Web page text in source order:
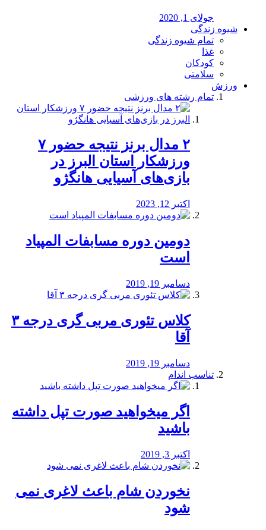
جولای 1, 2020
شیوه زندگی
تمام شیوه زندگی
غذا
کودکان
سلامتی
ورزش
تمام رشته های ورزشی
۲ مدال برنز نتیجه حضور ۷
ورزشکار استان البرز در
بازی‌های آسیایی هانگژو
اکتبر 12, 2023
دومین دوره مسابفات المپیاد
است
دسامبر 19, 2019
کلاس تئوری مربی گری درجه ۳
آقا
دسامبر 19, 2019
تناسب اندام
اگر میخواهید صورت تپل داشته
باشید
اکتبر 3, 2019
نخوردن شام باعث لاغری نمی
‌شود